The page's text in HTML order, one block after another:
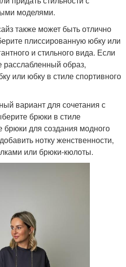
моделями.
также может быть отлично
плиссированную юбку или
и стильного вида. Если
расслабленный образ,
или юбку в стиле спортивного
вариант для сочетания с
брюки в стиле
для создания модного
нотку женственности,
или брюки-кюлоты.